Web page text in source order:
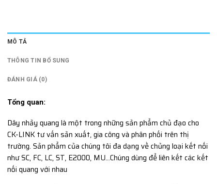
MÔ TẢ
THÔNG TIN BỔ SUNG
ĐÁNH GIÁ (0)
Tổng quan:
Dây nhảy quang là một trong những sản phẩm chủ đạo cho
CK-LINK tư vấn sản xuất, gia công và phân phối trên thị
trường. Sản phẩm của chúng tôi đa dạng về chủng loại kết nối
như SC, FC, LC, ST, E2000, MU…Chúng dùng để liên kết các kết
nối quang với nhau